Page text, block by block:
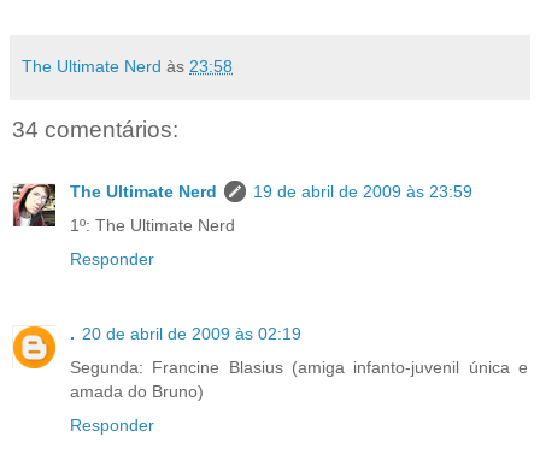
The Ultimate Nerd às 23:58
34 comentários:
The Ultimate Nerd
19 de abril de 2009 às 23:59
1º: The Ultimate Nerd
Responder
. 20 de abril de 2009 às 02:19
Segunda: Francine Blasius (amiga infanto-juvenil única e
amada do Bruno)
Responder